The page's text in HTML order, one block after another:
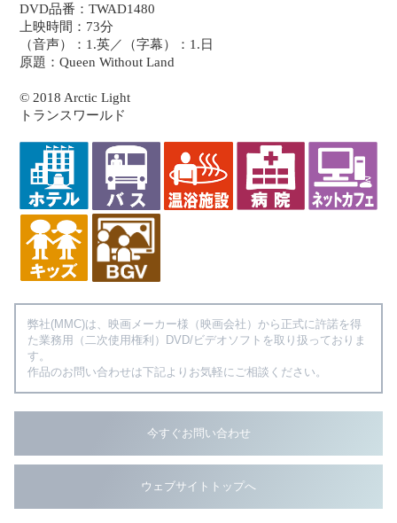
DVD品番：TWAD1480
上映時間：73分
（音声）：1.英／（字幕）：1.日
原題：Queen Without Land
© 2018 Arctic Light
トランスワールド
弊社(MMC)は、映画メーカー様（映画会社）から正式に許諾を得
た業務用（二次使用権利）DVD/ビデオソフトを取り扱っておりま
す。
作品のお問い合わせは下記よりお気軽にご相談ください。
今すぐお問い合わせ
ウェブサイトトップへ